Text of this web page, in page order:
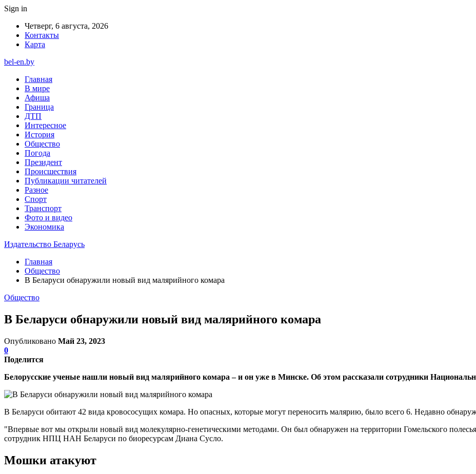
Sign in
Четверг, 6 августа, 2026
Контакты
Карта
bel-en.by
Главная
В мире
Афиша
Граница
ДТП
Интересное
История
Общество
Погода
Президент
Происшествия
Публикации читателей
Разное
Спорт
Транспорт
Фото и видео
Экономика
Издательство Беларусь
Главная
Общество
В Беларуси обнаружили новый вид малярийного комара
Общество
В Беларуси обнаружили новый вид малярийного комара
Опубликовано Май 23, 2023
0
Поделится
Белорусские ученые нашли новый вид малярийного комара – и он уже в Минске. Об этом рассказали сотрудники
В Беларуси обитают 42 вида кровососущих комара. Но опасных, которые могут переносить малярию, было всего 6. Недавно
"Впервые вот мы открыли новый вид молекулярно-генетическими методами. Он был обнаружен на территории Гомельского
сотрудник НПЦ НАН Беларуси по биоресурсам Диана Сусло.
Мошки атакуют